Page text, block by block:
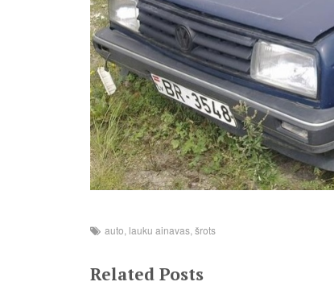
auto lauku ainavas šrots
Related Posts